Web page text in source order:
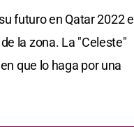
futuro en Qatar 2022 el
la zona. La "Celeste"
que lo haga por una